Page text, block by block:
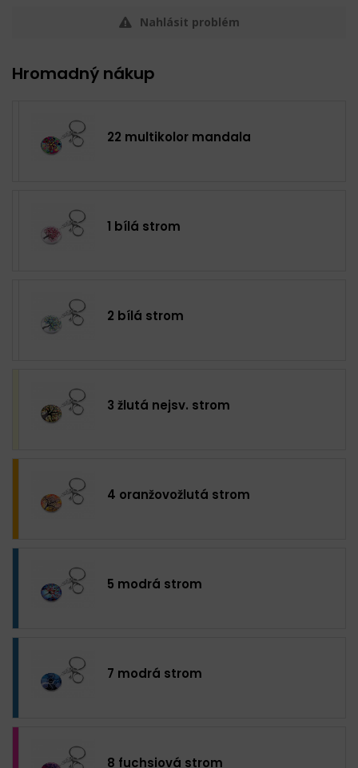
Nahlásit problém
Hromadný nákup
22 multikolor mandala
1 bílá strom
2 bílá strom
3 žlutá nejsv. strom
4 oranžovožlutá strom
5 modrá strom
7 modrá strom
8 fuchsiová strom